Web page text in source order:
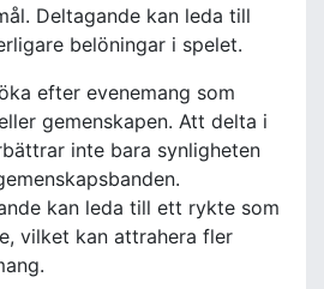
Deltagande kan leda till
belöningar i spelet.
efter evenemang som
gemenskapen. Att delta i
inte bara synligheten
kan leda till ett rykte som
vilket kan attrahera fler